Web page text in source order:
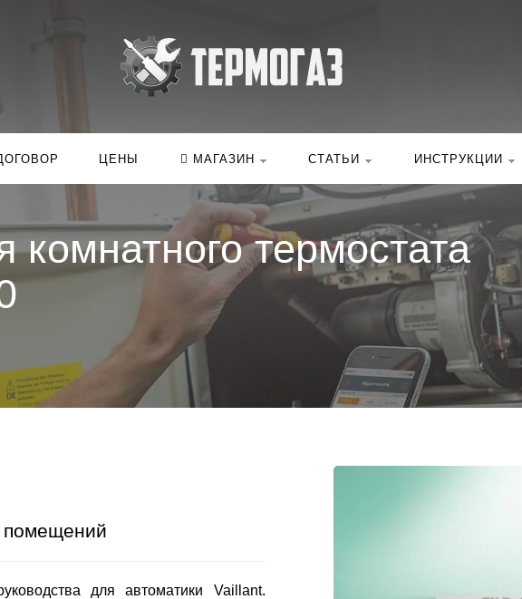
ЦЕНЫ МАГАЗИН СТАТЬИ ИНСТРУКЦИИ
комнатного термостата
помещений
для автоматики Vaillant.